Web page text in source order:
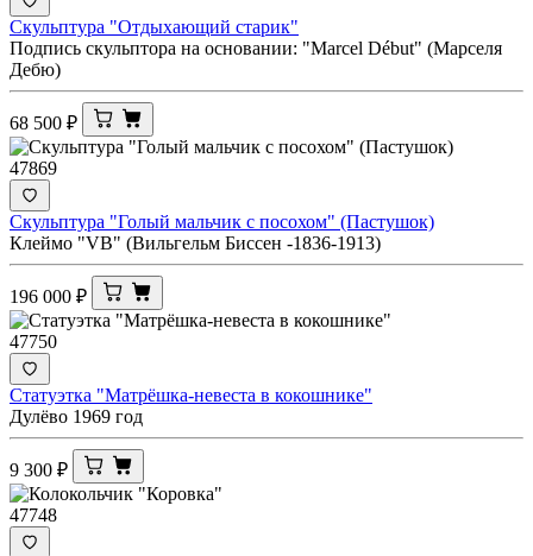
Скульптура "Отдыхающий старик"
Подпись скульптора на основании: "Marcel Début" (Марселя
Дебю)
68 500 ₽
47869
Скульптура "Голый мальчик с посохом" (Пастушок)
Клеймо "VB" (Вильгельм Биссен -1836-1913)
196 000 ₽
47750
Статуэтка "Матрёшка-невеста в кокошнике"
Дулёво 1969 год
9 300 ₽
47748